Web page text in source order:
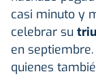
casi minuto y
celebrar su
en
quienes